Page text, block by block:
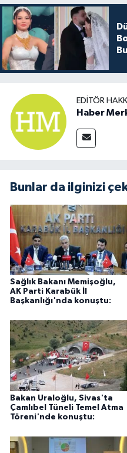
EDITÖR
Haber
Bunlar da ilginizi
Sağlık Bakanı Memişoğlu,
AK Parti Karabük İl
Başkanlığı'nda konuştu:
Bakan Uraloğlu, Sivas'ta
Çamlıbel Tüneli Temel Atma
Töreni'nde konuştu: